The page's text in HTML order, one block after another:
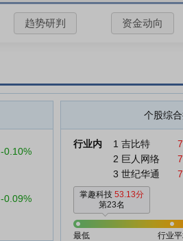
趋势研判 资金动向
-0.10%
-0.09%
个股综
行业内 1 吉比特
2 巨人网络
3 世纪华通
掌趣科技 53.13分
第23名
最低
行业